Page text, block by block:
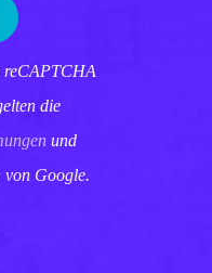
reCAPTCHA
die
und
von Google.